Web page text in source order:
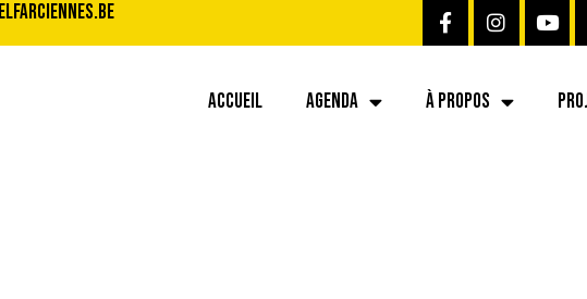
ACCUEIL AGENDA À PROPOS